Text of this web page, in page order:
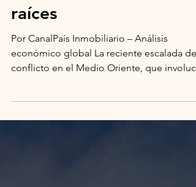
inversiones y bienes
raíces
Por CanalPaís Inmobiliario – Análisis
económico global La reciente escalada del
acciones militares entre Estados Unidos,
Israel e Irán, ha trascendido el ámbito